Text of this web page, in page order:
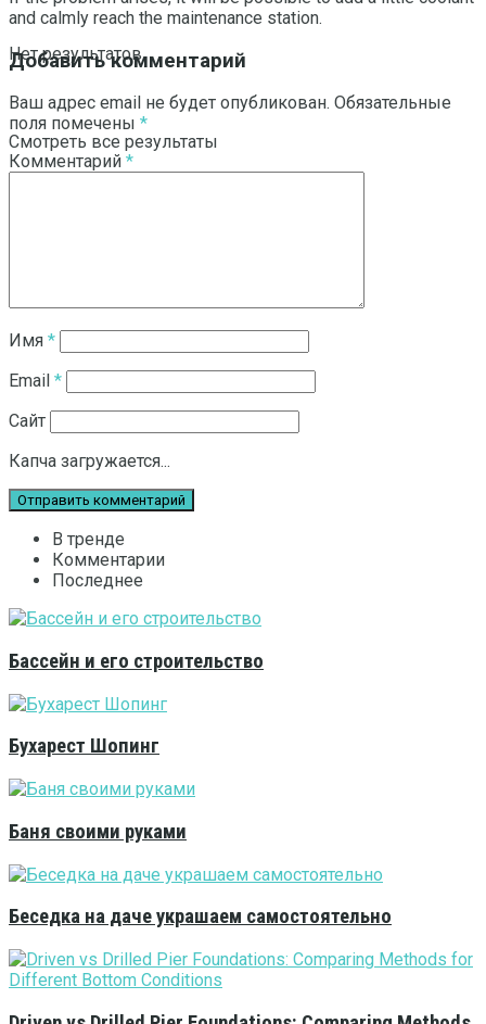
Нет результатов
Смотреть все результаты
and calmly reach the maintenance station.
Добавить комментарий
Ваш адрес email не будет опубликован. Обязательные
поля помечены *
Комментарий *
Имя *
Email *
Сайт
Капча загружается...
В тренде
Комментарии
Последнее
Бассейн и его строительство
Бухарест Шопинг
Баня своими руками
Беседка на даче украшаем самостоятельно